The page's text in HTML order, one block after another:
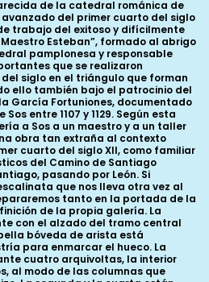
de forma lógica con el piso inferior y las sucesivas plataformas de cimentación. Los muros de los ábsides montan sobre sus correspondientes de la iglesia baja, mientras que los pilares torales de la nave lo hacen sobre el muro de los pies inferior. Los pilares intermedios de las naves cimientan ya sobre la propia roca de la ladera. La escalera de comunicación interna se aloja, como era habitual, en uno de los ángulos del crucero, y la portada monumental se sitúa en el tramo de los pies de la nave norte. Las dimensiones son contenidas, con casi 26 metros de longitud por unos 18 de anchura. Ciertamente el murallón del castillo, por un lado, y el desplome de la ladera, por otro, impedían un mayor desarrollo longitudinal. No obstante, esas dimensiones generales se acercan a las de otros edificios análogos que no mostraban determinaciones parcelarias tan extremas, como El Salvador de Murillo, Santa María de Sangüesa o San Pedro de la Rúa de Estella. Podemos concluir en este extremo que los patronos logran encajar en una parcela difícil un edificio de dimensiones bastante comunes. El resultado es un plan muy coherente y unitario, solo roto por las adiciones posteriores. Un plan que refleja perfectamente un modo de hacer experimentado, de éxito en numerosos edificios. Todos los soportes parten de un núcleo cruciforme al que se adosa una semicolumna por cara. El diámetro de la responsión equivale aproximadamente a un tercio de la anchura de la cara de la cruz. Montan sobre plintos cilíndricos, reproduciendo así elementos constructivos ya propuestos de la catedral de Jaca a la de Santiago de Compostela. Están diseñados para soportar sólidos arcos doblados, asociados, bien a una bóveda de cañón dividida en tramos rectangulares oblongos al eje, bien a bóvedas de arista sobre tramos cuadrados. La arista coincidiría con el codillo libre de la cruz del soporte. Esta propuesta planimétrica coincide así con el primer proyecto constructivo de Santa María de Sangüesa, y en general, con un buen número de edificios del románico pleno hispano. Uno de los puntos de vista que mejor presentan la elaborada articulación del interior de San Esteban lo podemos obtener contemplando los ábsides desde la nave central. Todo es equilibrio, contención y un acentuado esfuerzo porque cada uno de los elementos de la composición trabe y se interrelacione. Lo más plástico y elaborado lo encontramos en la articulación de los hemiciclos de los ábsides. El central se divide en tres niveles, por dos de los laterales. A modo de plinto liso, el nivel inferior se remata mediante una imposta de billetes que recorre todo el templo a poco más de 2,5 m de altura. De la imposta nacen las ventanas y las respectivas arquerías ciegas que las enmarcan. En total son cinco los vanos, tres en el hemiciclo central, por uno en cada capilla lateral. Su definición concreta es peculiar; todos conjugan la profundidad del muro con un abocinamiento poco pronunciado. El resultado es una ventana relativamente amplia, que recuerda más a modelos antiguos como los de las cabeceras de Loarre o Jaca, que a los que veremos en Uncastillo y Sangüesa ya durante el segundo tercio del siglo XII. Los huecos se organizan con bellas celosías pétreas (al menos una rehecha durante la última restauración), que, aun frecuentes en los siglos XII y XIII (ver por ejemplo Torres del río, Tudela o Rueda), parecen remitirnos a modelos islámicos. Sobre el cuerpo de ventanas, una imposta con retícula taqueada por el lado del evangelio y con billetes por la epístola señala en los ábsides laterales el arranque de la bóveda de horno. Conecta también con los cimacios de los demás soportes “intermedios” del perímetro mural. El hemiciclo central, más elevado, monta sobre la arquería un tambor liso de ocho hiladas e imposta de tacos y billetes. También esta faja decorativa, desde el hastial de crucero ya lisa, va a conectar con los cimacios de los soportes de transepto y nave mayor subrayando el arranque de sus respectivas bóvedas. De hecho, ese cambio en la decoración de la imposta establece la única cesura clara en la división de fases constructivas de la iglesia alta. Así, un primer impulso completó los ábsides hasta el arranque de los hastiales del crucero. La obra siguió desde aquí hacia occidente, introduciendo algunas variaciones decorativas, que no estructurales. La arquería de enmarque de la capilla mayor es especialmente bella. Son cinco arcos en el hemiciclo por otros dos, uno a cada lado, en el anteábside. Cada arco apea en su propia pareja de columnillas adosada, por lo que en los tres del centro éstas aparecen dobladas. Las dimensiones de los vanos no permiten que la arquería sea homogénea. De hecho son más amplios los enmarques de las ventanas; los verdaderamente ciegos, de menor anchura, aparecen ligeramente peraltados. Da la impresión de que estamos ante un paso previo a la definición binaria de la arquería de Santa María de Uncastillo; también en el origen de la articulación de la mayor de Sangüesa, más compleja y articulada. Las arquerías de los hemiciclos laterales, más simplificadas, van a completar la secuencia en la hipotética evolución de estas composiciones. Ambos encajan sobre el cilindro una serie de cinco arcos, de diámetros también irregulares. Da la impresión de que es en el ábside sur donde los ritmos están mejor resueltos. Allí los cinco arcos tienden a uniformizar los diámetros en un ritmo alterno que deja los pares notablemente peraltados mientras que los impares doblan su diámetro. Esta afortunada combinación será la que organice, por ejemplo, la arquería del presbiterio de Santa María de Uncastillo. De he